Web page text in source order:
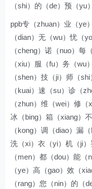
（shi）的（de）预（yu
ppb专（zhuan）业（ye
（dian）无（wu）忧（
（cheng）诺（nuo）
（xiu）服（fu）务（wu
（shen）技（ji）师（
（kuai）速（su）诊（
（zhun）维（wei）修
冰（bing）箱（xiang）
（kong）调（diao）漏
洗（xi）衣（yi）机（ji
（men）都（dou）能
（ye）高（gao）效（
（rang）您（nin）的（